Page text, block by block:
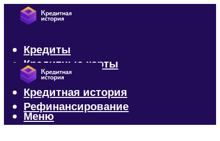
Кредиты
Кредитные карты
Микрозаймы
Кредитная история
Рефинансирование
Меню